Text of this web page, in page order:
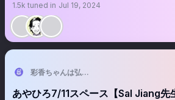
1.5k tuned in Jul 19, 2024
彩香ちゃんは弘子先輩に恋してる【ドラ
あやひろ7/11スペース【Sal Jiang先